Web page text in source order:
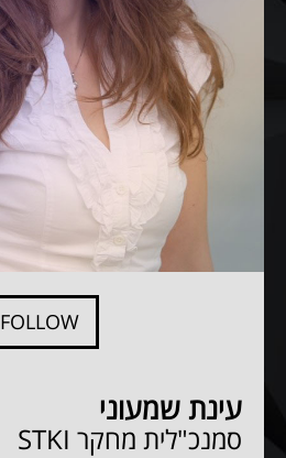
FOLLOW
עינת שמעוני
סמנכ"לית מחקר STKI